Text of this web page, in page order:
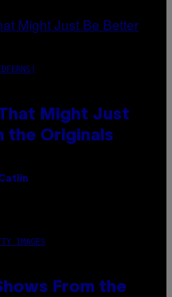
Might Just
the Originals
IMAGES
From the